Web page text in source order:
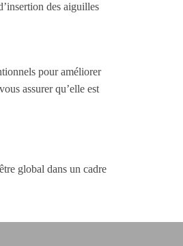
des aiguilles
pour améliorer
assurer qu’elle est
global dans un cadre